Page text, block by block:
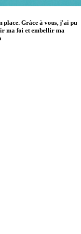
place. Grâce à vous, j'ai pu
ma foi et embellir ma